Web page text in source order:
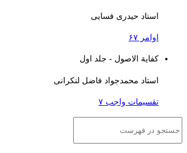
استاد حیدری فسایی
اوامر ۶۷
کفایة الاصول - جلد اول
استاد محمدجواد فاضل لنکرانی
تقسیمات واجب ۷